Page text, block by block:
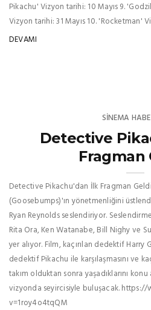
Pikachu' Vizyon tarihi: 10 Mayıs 9.
Vizyon tarihi: 31 Mayıs 10. 'Rocketman'
DEVAMI
SINEMA
Detective
Fragman
Detective Pikachu'dan İlk Fragman
(Goosebumps)'ın yönetmenliğini
Ryan Reynolds seslendiriyor.
Rita Ora, Ken Watanabe, Bill Nighy ve
yer alıyor. Film, kaçırılan dedektif
dedektif Pikachu ile karşılaşmasını ve
takım olduktan sonra yaşadıklarını
vizyonda seyircisiyle buluşacak.
v=1roy4o4tqQM